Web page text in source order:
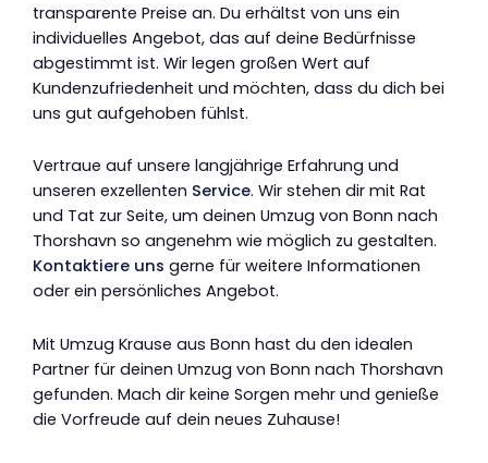
transparente Preise an. Du erhältst von uns ein
individuelles Angebot, das auf deine Bedürfnisse
abgestimmt ist. Wir legen großen Wert auf
Kundenzufriedenheit und möchten, dass du dich bei
uns gut aufgehoben fühlst.
Vertraue auf unsere langjährige Erfahrung und
unseren exzellenten Service. Wir stehen dir mit Rat
und Tat zur Seite, um deinen Umzug von Bonn nach
Thorshavn so angenehm wie möglich zu gestalten.
Kontaktiere uns gerne für weitere Informationen
oder ein persönliches Angebot.
Mit Umzug Krause aus Bonn hast du den idealen
Partner für deinen Umzug von Bonn nach Thorshavn
gefunden. Mach dir keine Sorgen mehr und genieße
die Vorfreude auf dein neues Zuhause!